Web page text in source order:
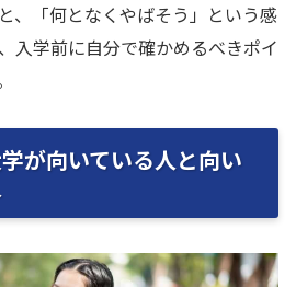
、「何となくやばそう」という感
入学前に自分で確かめるべきポイ
が向いている人と向い